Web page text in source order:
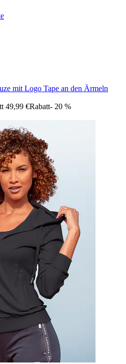
mit Logo Tape an den Ärmeln
49,99 €Rabatt- 20 %